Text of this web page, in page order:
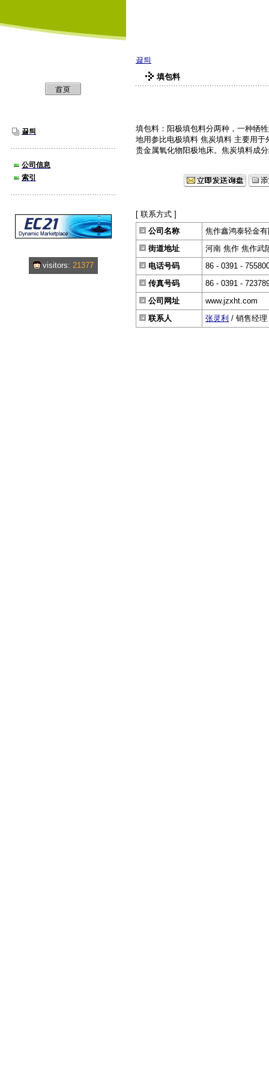
끓틔
公司信息
索引
visitors: 21377
끓틔
填包料
填包料：阳极填包料分两种，一种牺
地用参比电极填料 焦炭填料 主要用
贵金属氧化物阳极地床。焦炭填料成
[ 联系方式 ]
公司名称
焦作鑫鸿泰轻金
街道地址
河南 焦作 焦作武
电话号码
86 - 0391 -
传真号码
86 - 0391 -
公司网址
www.jzxht.com
联系人
张灵利 / 销售经理